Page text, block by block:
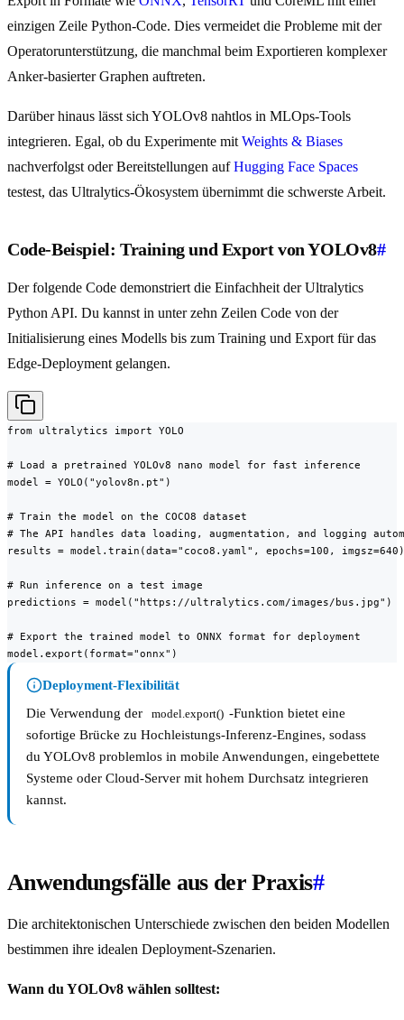
einzigen Zeile Python-Code. Dies vermeidet die Probleme mit der
Operatorunterstützung, die manchmal beim Exportieren komplexer
Anker-basierter Graphen auftreten.
Darüber hinaus lässt sich YOLOv8 nahtlos in MLOps-Tools
integrieren. Egal, ob du Experimente mit Weights & Biases
nachverfolgst oder Bereitstellungen aufHugging Face Spaces
testest, das Ultralytics-Ökosystem übernimmt die schwerste Arbeit.
Code-Beispiel: Training und Export von YOLOv8#
Der folgende Code demonstriert die Einfachheit der Ultralytics
Python API. Du kannst in unter zehn Zeilen Code von der
Initialisierung eines Modells bis zum Training und Export für das
Edge-Deployment gelangen.
from ultralytics import YOLO
# Load a pretrained YOLOv8 nano model for fast inference
model = YOLO("yolov8n.pt")
# Train the model on the COCO8 dataset
# The API handles data loading, augmentation, and logging
results = model.train(data="coco8.yaml", epochs=100, imgsz=640)
# Run inference on a test image
predictions = model("https://ultralytics.com/images/bus.jpg")
# Export the trained model to ONNX format for deployment
model.export(format="onnx")
Deployment-Flexibilität
Die Verwendung der
model.export() -Funktion bietet eine
sofortige Brücke zu Hochleistungs-Inferenz-Engines, sodass
du YOLOv8 problemlos in mobile Anwendungen, eingebettete
Systeme oder Cloud-Server mit hohem Durchsatz integrieren
kannst.
Anwendungsfälle aus der Praxis#
Die architektonischen Unterschiede zwischen den beiden Modellen
bestimmen ihre idealen Deployment-Szenarien.
Wann du YOLOv8 wählen solltest: